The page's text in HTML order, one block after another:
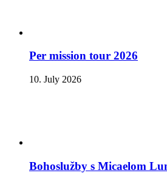
Per mission tour 2026
10. July 2026
Bohoslužby s Micaelom